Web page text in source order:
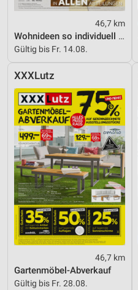
46,7 km
Wohnideen so individuell wie du!
Gültig bis Fr. 14.08.
XXXLutz
46,7 km
Gartenmöbel-Abverkauf
Gültig bis Fr. 28.08.